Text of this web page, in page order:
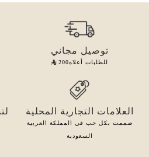
توصيل مجاني
للطلبات أعلاه200
العلامات التجارية المحلية
صممت بكل حب في المملكة العربية
السعودية